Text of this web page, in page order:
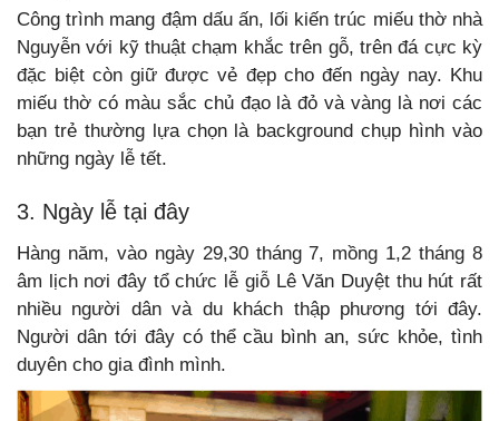
Công trình mang đậm dấu ấn, lối kiến trúc miếu thờ nhà
Nguyễn với kỹ thuật chạm khắc trên gỗ, trên đá cực kỳ
đặc biệt còn giữ được vẻ đẹp cho đến ngày nay. Khu
miếu thờ có màu sắc chủ đạo là đỏ và vàng là nơi các
bạn trẻ thường lựa chọn là background chụp hình vào
những ngày lễ tết.
3. Ngày lễ tại đây
Hàng năm, vào ngày 29,30 tháng 7, mồng 1,2 tháng 8
âm lịch nơi đây tổ chức lễ giỗ Lê Văn Duyệt thu hút rất
nhiều người dân và du khách thập phương tới đây.
Người dân tới đây có thể cầu bình an, sức khỏe, tình
duyên cho gia đình mình.